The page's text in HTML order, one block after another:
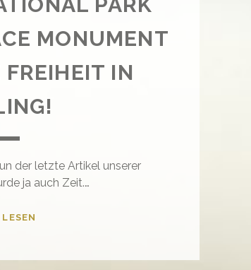
MONUMENT
IN
der letzte Artikel unserer
ja auch Zeit.…